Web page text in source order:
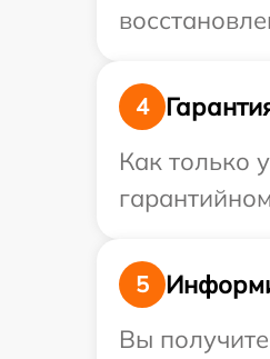
4
Как только
5
Вы